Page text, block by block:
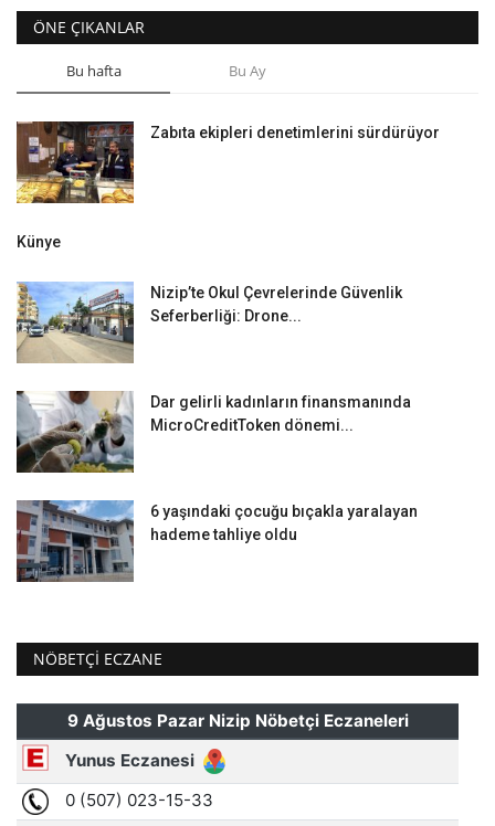
ÖNE ÇIKANLAR
Bu hafta Bu Ay
Zabıta ekipleri denetimlerini sürdürüyor
Künye
Nizip’te Okul Çevrelerinde Güvenlik
Seferberliği: Drone...
Dar gelirli kadınların finansmanında
MicroCreditToken dönemi...
6 yaşındaki çocuğu bıçakla yaralayan
hademe tahliye oldu
NÖBETÇI ECZANE